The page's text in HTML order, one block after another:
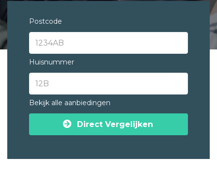
Postcode
Huisnummer
Bekijk alle aanbiedingen
Direct Vergelijken